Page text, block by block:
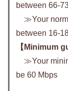
between 66-
≫Your
between 16-
【Minimum
≫Your
be 60 Mbps